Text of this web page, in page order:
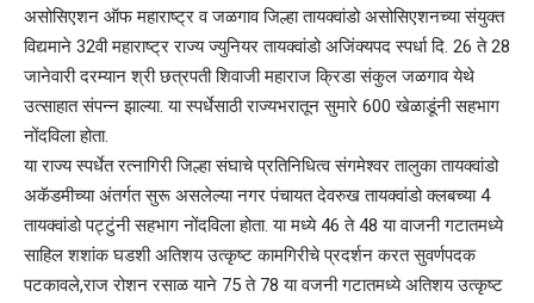
असोसिएशन ऑफ महाराष्ट्र व जळगाव जिल्हा तायक्वांडो असोसिएशनच्या संयुक्त
विद्यमाने 32वी महाराष्ट्र राज्य ज्युनियर तायक्वांडो अजिंक्यपद स्पर्धा दि. 26 ते 28
जानेवारी दरम्यान श्री छत्रपती शिवाजी महाराज क्रिडा संकुल जळगाव येथे
उत्साहात संपन्न झाल्या. या स्पर्धेसाठी राज्यभरातून सुमारे 600 खेळाडूंनी सहभाग
नोंदविला होता.
या राज्य स्पर्धेत रत्नागिरी जिल्हा संघाचे प्रतिनिधित्व संगमेश्वर तालुका तायक्वांडो
अकॅडमीच्या अंतर्गत सुरू असलेल्या नगर पंचायत देवरुख तायक्वांडो क्लबच्या 4
तायक्वांडो पट्टुंनी सहभाग नोंदविला होता. या मध्ये 46 ते 48 या वाजनी गटातमध्ये
साहिल शशांक घडशी अतिशय उत्कृष्ट कामगिरीचे प्रदर्शन करत सुवर्णपदक
पटकावले,राज रोशन रसाळ याने 75 ते 78 या वजनी गटातमध्ये अतिशय उत्कृष्ट